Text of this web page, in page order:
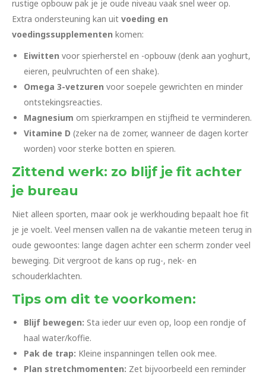
rustige opbouw pak je je oude niveau vaak snel weer op.
Extra ondersteuning kan uit voeding en
voedingssupplementen komen:
Eiwitten voor spierherstel en -opbouw (denk aan yoghurt,
eieren, peulvruchten of een shake).
Omega 3-vetzuren voor soepele gewrichten en minder
ontstekingsreacties.
Magnesium om spierkrampen en stijfheid te verminderen.
Vitamine D (zeker na de zomer, wanneer de dagen korter
worden) voor sterke botten en spieren.
Zittend werk: zo blijf je fit achter
je bureau
Niet alleen sporten, maar ook je werkhouding bepaalt hoe fit
je je voelt. Veel mensen vallen na de vakantie meteen terug in
oude gewoontes: lange dagen achter een scherm zonder veel
beweging. Dit vergroot de kans op rug-, nek- en
schouderklachten.
Tips om dit te voorkomen:
Blijf bewegen: Sta ieder uur even op, loop een rondje of
haal water/koffie.
Pak de trap: Kleine inspanningen tellen ook mee.
Plan stretchmomenten: Zet bijvoorbeeld een reminder